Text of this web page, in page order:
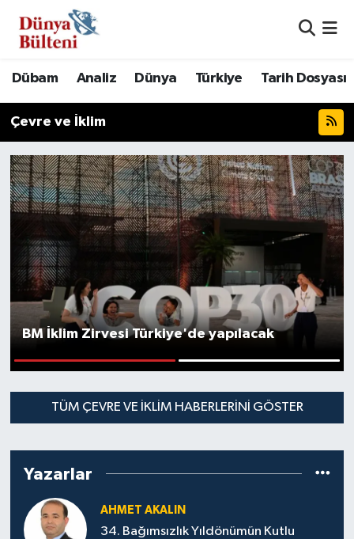
Dübam Analiz Dünya Türkiye Tarih Dosyası
Çevre ve İklim
BM İklim Zirvesi Türkiye'de yapılacak
TÜM ÇEVRE VE İKLIM HABERLERINI GÖSTER
Yazarlar
AHMET AKALIN
34. Bağımsızlık Yıldönümün Kutlu
Hava Durumu
Namaz Vakitleri
Trafik Durumu
Süper Lig Puan Durumu ve Fikstür
Tüm Manşetler
Son Dakika Haberleri
Haber Arşivi